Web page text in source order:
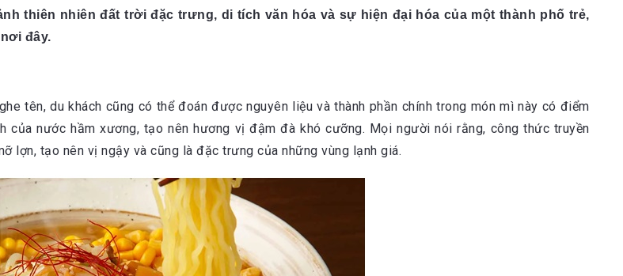
thiên nhiên đất trời đặc trưng, di tích văn hóa và sự hiện đại hóa của một thành phố trẻ,
đây.
tên, du khách cũng có thể đoán được nguyên liệu và thành phần chính trong món mì này có điểm
nước hầm xương, tạo nên hương vị đậm đà khó cưỡng. Mọi người nói rằng, công thức truyền
lợn, tạo nên vị ngậy và cũng là đặc trưng của những vùng lạnh giá.